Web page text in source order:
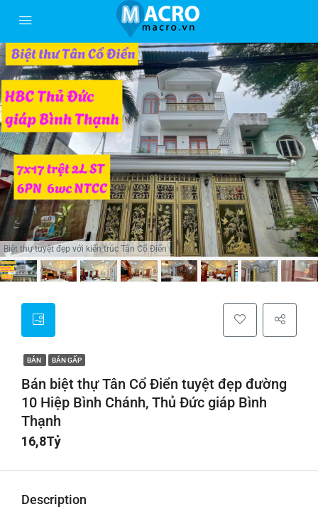
Biệt thự tuyệt đẹp với kiến trúc Tân Cổ Điển
BÁN BÁN GẤP
Bán biệt thự Tân Cổ Điển tuyệt đẹp đường
10 Hiệp Bình Chánh, Thủ Đức giáp Bình
Thạnh
16,8Tỷ
Description